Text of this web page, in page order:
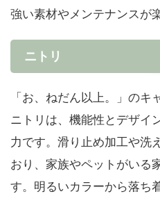
強い素材やメンテナンスが
ニトリ
「お、ねだん以上。」のキ
ニトリは、機能性とデザイ
力です。滑り止め加工や洗
おり、家族やペットがいる
す。明るいカラーから落ち